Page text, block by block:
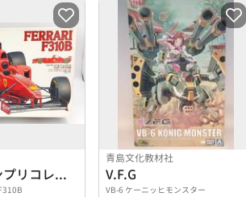
1/20グランプリコレクションNO.45
青島文化教材社
V.F.G
VB-6 ケーニッヒモンスター